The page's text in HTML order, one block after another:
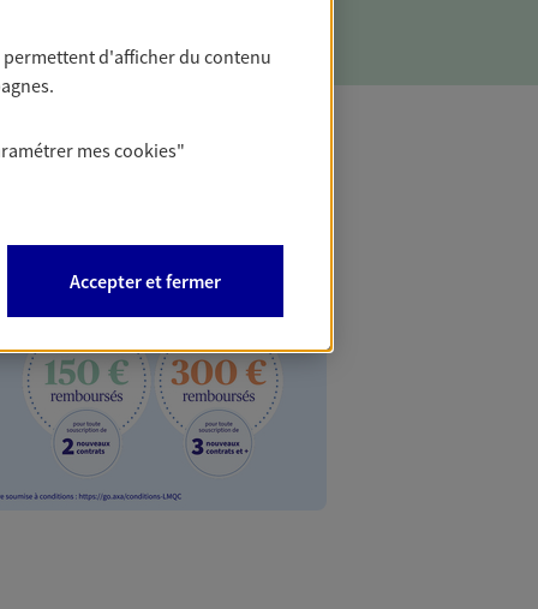
d'afficher du contenu
mescookies"
Accepter et fermer